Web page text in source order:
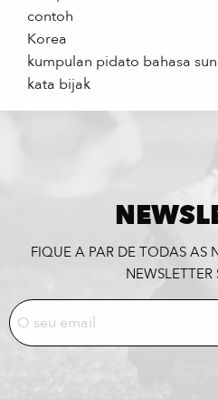
contoh
Korea
kumpulan pidato bahasa
kata bijak
FIQUE A PAR DE TODAS AS